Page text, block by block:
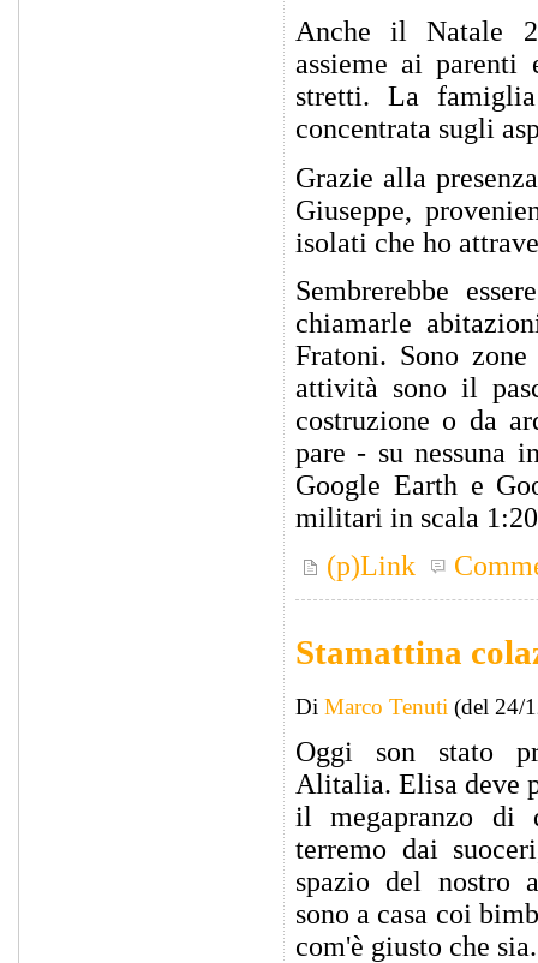
Anche il Natale
assieme ai
stretti. La
concentrata sugli
Grazie alla
Giuseppe,
isolati che ho
Sembrerebbe
chiamarle
Fratoni. Sono
attività sono il
costruzione o da
pare - su nessuna
Google Earth e
militari in scala
(p)Link
Stamattina
Di Marco Tenuti (del 24/
Oggi son stato
Alitalia. Elisa deve
il megapranzo di
terremo dai
spazio del nostro
sono a casa coi
com'è giusto che sia.